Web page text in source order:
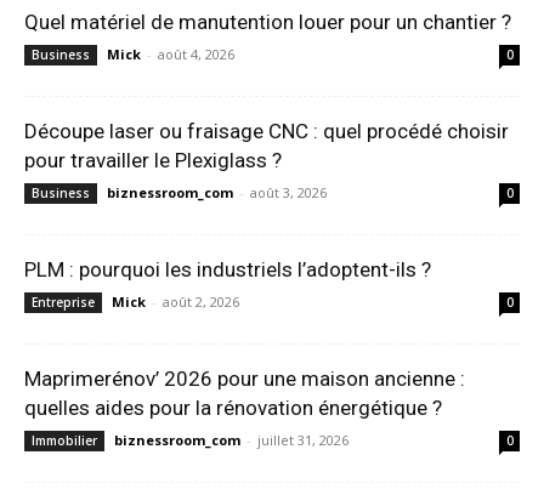
Quel matériel de manutention louer pour un chantier ?
Business Mick - août 4, 2026 0
Découpe laser ou fraisage CNC : quel procédé choisir
pour travailler le Plexiglass ?
Business biznessroom_com - août 3, 2026 0
PLM : pourquoi les industriels l’adoptent-ils ?
Entreprise Mick - août 2, 2026 0
Maprimerénov’ 2026 pour une maison ancienne :
quelles aides pour la rénovation énergétique ?
Immobilier biznessroom_com - juillet 31, 2026 0